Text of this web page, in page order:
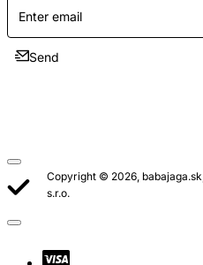
Send
Copyright © 2026,
s.r.o.